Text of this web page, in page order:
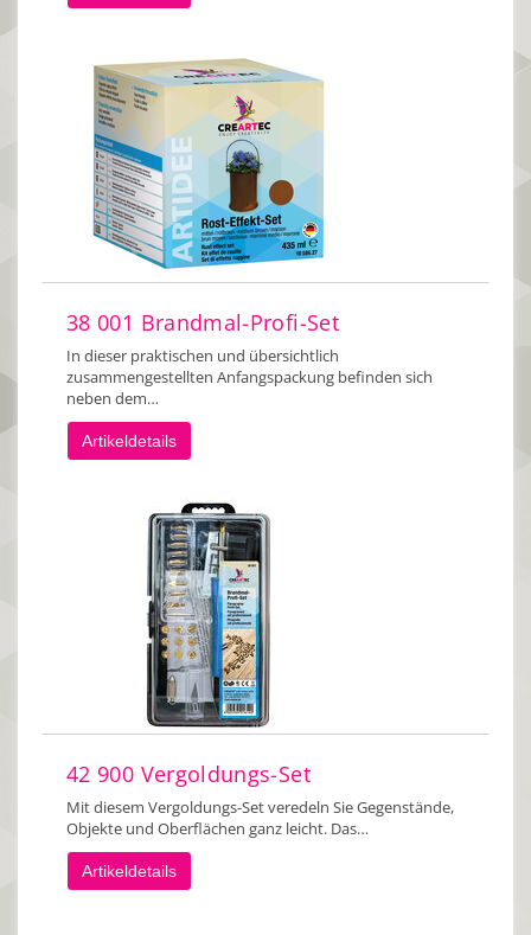
38 001 Brandmal-Profi-Set
In dieser praktischen und übersichtlich
zusammengestellten Anfangspackung befinden sich
neben dem…
Artikeldetails
42 900 Vergoldungs-Set
Mit diesem Vergoldungs-Set veredeln Sie Gegenstände,
Objekte und Oberflächen ganz leicht. Das…
Artikeldetails